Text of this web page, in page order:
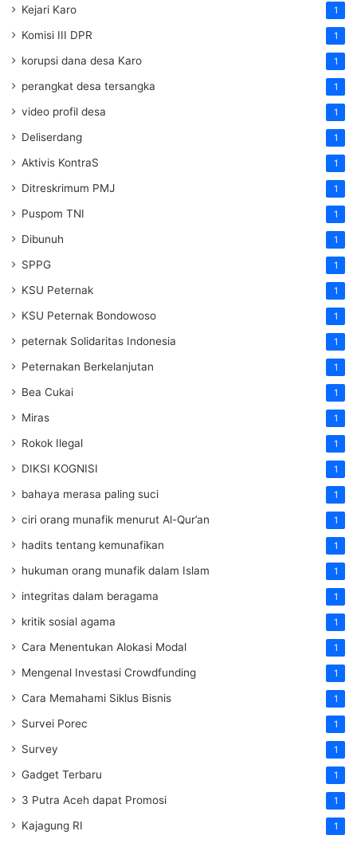
Kejari Karo 1
Komisi III DPR 1
korupsi dana desa Karo 1
perangkat desa tersangka 1
video profil desa 1
Deliserdang 1
Aktivis KontraS 1
Ditreskrimum PMJ 1
Puspom TNI 1
Dibunuh 1
SPPG 1
KSU Peternak 1
KSU Peternak Bondowoso 1
peternak Solidaritas Indonesia 1
Peternakan Berkelanjutan 1
Bea Cukai 1
Miras 1
Rokok Ilegal 1
DIKSI KOGNISI 1
bahaya merasa paling suci 1
ciri orang munafik menurut Al-Qur’an 1
hadits tentang kemunafikan 1
hukuman orang munafik dalam Islam 1
integritas dalam beragama 1
kritik sosial agama 1
Cara Menentukan Alokasi Modal 1
Mengenal Investasi Crowdfunding 1
Cara Memahami Siklus Bisnis 1
Survei Porec 1
Survey 1
Gadget Terbaru 1
3 Putra Aceh dapat Promosi 1
Kajagung RI 1